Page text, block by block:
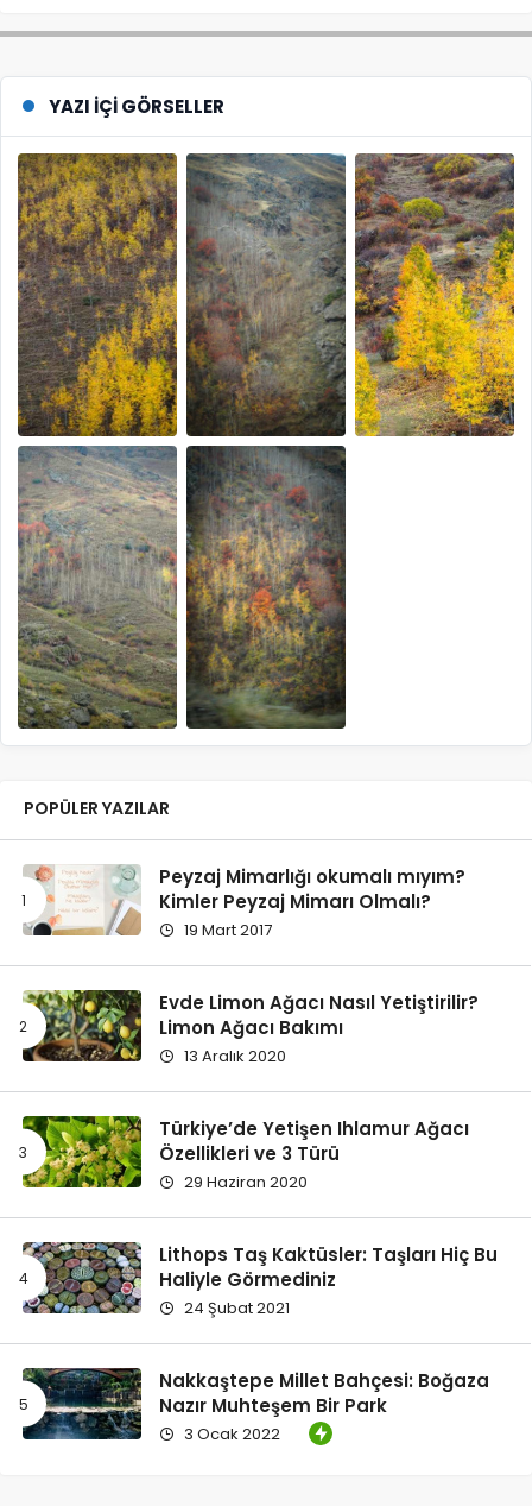
YAZI İÇI GÖRSELLER
POPÜLER YAZILAR
Peyzaj Mimarlığı okumalı mıyım?
Kimler Peyzaj Mimarı Olmalı?
19 Mart 2017
Evde Limon Ağacı Nasıl Yetiştirilir?
Limon Ağacı Bakımı
13 Aralık 2020
Türkiye’de Yetişen Ihlamur Ağacı
Özellikleri ve 3 Türü
29 Haziran 2020
Lithops Taş Kaktüsler: Taşları Hiç Bu
Haliyle Görmediniz
24 Şubat 2021
Nakkaştepe Millet Bahçesi: Boğaza
Nazır Muhteşem Bir Park
3 Ocak 2022